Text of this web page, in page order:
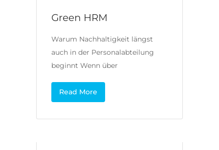
Green HRM
Warum Nachhaltigkeit längst
auch in der Personalabteilung
beginnt Wenn über
Read More